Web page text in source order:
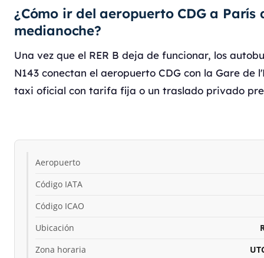
¿Cómo ir del aeropuerto CDG a París
medianoche?
Una vez que el RER B deja de funcionar, los
N143 conectan el aeropuerto CDG con la Gare de
taxi oficial con tarifa fija o un traslado privado
Aeropuerto
Código IATA
Código ICAO
Ubicación
Zona horaria